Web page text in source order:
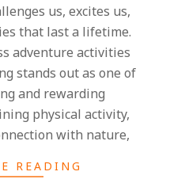
us, excites us,
that last a lifetime.
adventure activities
stands out as one of
and rewarding
physical activity,
with nature,
READING